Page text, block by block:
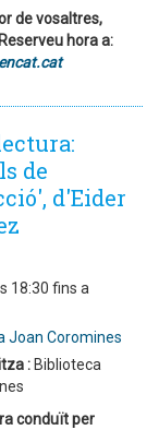
de vosaltres,
hora a:
de
d'Eider
18:30 fins a
Joan Coromines
: Biblioteca
conduït per